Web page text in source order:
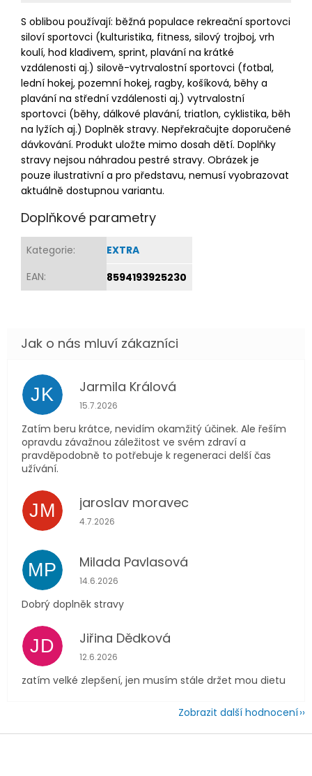
S oblibou používají: běžná populace rekreační sportovci
siloví sportovci (kulturistika, fitness, silový trojboj, vrh
koulí, hod kladivem, sprint, plavání na krátké
vzdálenosti aj.) silově-vytrvalostní sportovci (fotbal,
lední hokej, pozemní hokej, ragby, košíková, běhy a
plavání na střední vzdálenosti aj.) vytrvalostní
sportovci (běhy, dálkové plavání, triatlon, cyklistika, běh
na lyžích aj.) Doplněk stravy. Nepřekračujte doporučené
dávkování. Produkt uložte mimo dosah dětí. Doplňky
stravy nejsou náhradou pestré stravy. Obrázek je
pouze ilustrativní a pro představu, nemusí vyobrazovat
aktuálně dostupnou variantu.
Doplňkové parametry
Kategorie:
EXTRA
EAN: 8594193925230
JK Jarmila Králová
Hodnocení obchodu je 5 z 5 hvězdiček.
15.7.2026
Zatím beru krátce, nevidím okamžitý účinek. Ale řeším
opravdu závažnou záležitost ve svém zdraví a
pravděpodobně to potřebuje k regeneraci delší čas
užívání.
JM jaroslav moravec
Hodnocení obchodu je 5 z 5 hvězdiček.
4.7.2026
MP Milada Pavlasová
Hodnocení obchodu je 5 z 5 hvězdiček.
14.6.2026
Dobrý doplněk stravy
JD Jiřina Dědková
Hodnocení obchodu je 4 z 5 hvězdiček.
12.6.2026
zatím velké zlepšení, jen musím stále držet mou dietu
Zobrazit další hodnocení
Z